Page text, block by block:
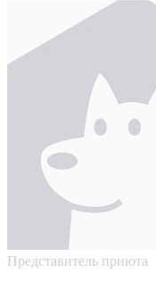
Представитель приюта